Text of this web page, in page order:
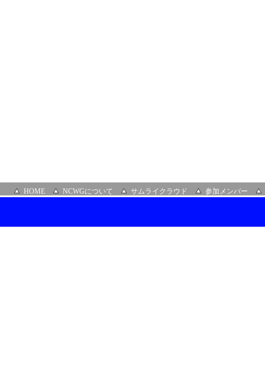
HOME NCWGについて サムライクラウド 参加メンバー